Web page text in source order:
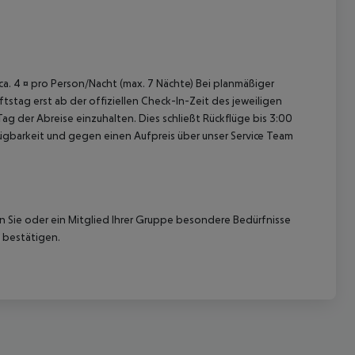
4 ¤ pro Person/Nacht (max. 7 Nächte) Bei planmäßiger
erst ab der offiziellen Check-In-Zeit des jeweiligen
der Abreise einzuhalten. Dies schließt Rückflüge bis 3:00
und gegen einen Aufpreis über unser Service Team
oder ein Mitglied Ihrer Gruppe besondere Bedürfnisse
bestätigen.